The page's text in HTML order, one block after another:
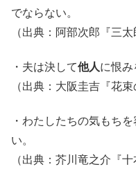
でならない。
（出典：阿部次郎『三
・夫は決して他人に恨み
（出典：大阪圭吉『花束
・わたしたちの気もち
い。
（出典：芥川竜之介『十